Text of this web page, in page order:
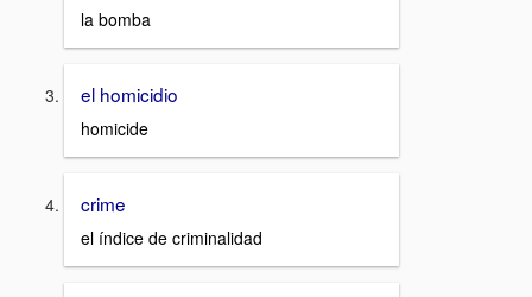
la bomba
el homicidio
homicide
crime
el índice de criminalidad